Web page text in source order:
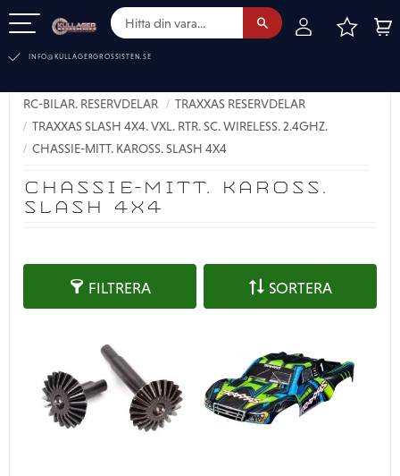
INFO@KULLAGERGROSSISTEN.SE
CHASSIE-MITT. KAROSS.
SLASH 4X4
RC-BILAR. RESERVDELAR
TRAXXAS RESERVDELAR
TRAXXAS SLASH 4X4. VXL. RTR. SC. WIRELESS. 2.4GHZ.
CHASSIE-MITT. KAROSS. SLASH 4X4
FILTRERA SORTERA